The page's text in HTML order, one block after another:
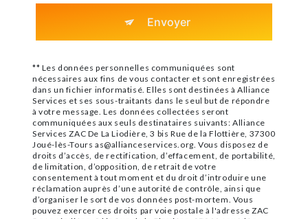
Envoyer
** Les données personnelles communiquées sont
nécessaires aux fins de vous contacter et sont enregistrées
dans un fichier informatisé. Elles sont destinées à Alliance
Services et ses sous-traitants dans le seul but de répondre
à votre message. Les données collectées seront
communiquées aux seuls destinataires suivants: Alliance
Services ZAC De La Liodière, 3 bis Rue de la Flottière, 37300
Joué-lès-Tours as@allianceservices.org. Vous disposez de
droits d’accès, de rectification, d’effacement, de portabilité,
de limitation, d’opposition, de retrait de votre
consentement à tout moment et du droit d’introduire une
réclamation auprès d’une autorité de contrôle, ainsi que
d’organiser le sort de vos données post-mortem. Vous
pouvez exercer ces droits par voie postale à l'adresse ZAC